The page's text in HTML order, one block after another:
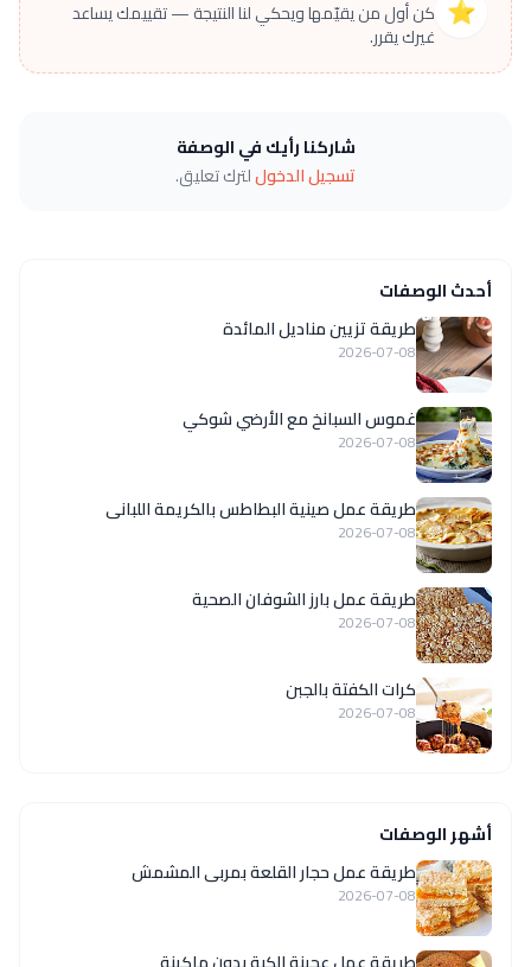
⭐ كن أول من يقيّمها ويحكي لنا النتيجة — تقييمك يساعد
غيرك يقرر.
شاركنا رأيك في الوصفة
تسجيل الدخوللترك تعليق.
أحدث الوصفات
طريقة تزيين مناديل المائدة
2026-07-08
غموس السبانخ مع الأرضي شوكي
2026-07-08
طريقة عمل صينية البطاطس بالكريمة اللبانى
2026-07-08
طريقة عمل بارز الشوفان الصحية
2026-07-08
كرات الكفتة بالجبن
2026-07-08
أشهر الوصفات
طريقة عمل حجار القلعة بمربى المشمش
2026-07-08